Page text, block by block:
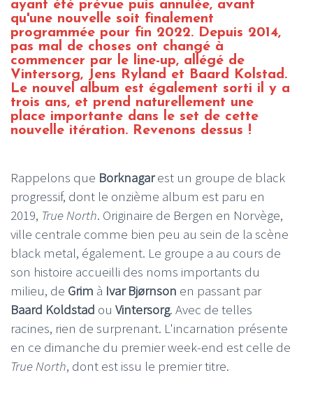
ayant été prévue puis annulée, avant
qu'une nouvelle soit finalement
programmée pour fin 2022. Depuis 2014,
pas mal de choses ont changé à
commencer par le line-up, allégé de
Vintersorg, Jens Ryland et Baard Kolstad.
Le nouvel album est également sorti il y a
trois ans, et prend naturellement une
place importante dans le set de cette
nouvelle itération. Revenons dessus !
Rappelons que Borknagarest un groupe de black
progressif, dont le onzième album est paru en
2019, True North. Originaire de Bergen en Norvège,
ville centrale comme bien peu au sein de la scène
black metal, également. Le groupe a au cours de
son histoire accueilli des noms importants du
milieu, de Grim à Ivar Bjørnson en passant par
Baard Koldstad ou Vintersorg. Avec de telles
racines, rien de surprenant. L'incarnation présente
en ce dimanche du premier week-end est celle de
True North, dont est issu le premier titre.